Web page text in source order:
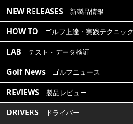
NEW RELEASES 新製品情報
HOW TO ゴルフ上達・実践テクニック
LAB テスト・データ検証
Golf News ゴルフニュース
REVIEWS 製品レビュー
DRIVERS ドライバー